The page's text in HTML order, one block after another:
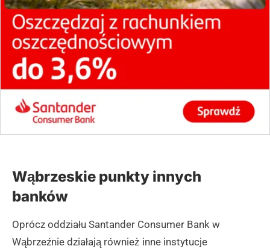
Wąbrzeskie punkty innych
banków
Oprócz oddziału Santander Consumer Bank w
Wąbrzeźnie działają również inne instytucje